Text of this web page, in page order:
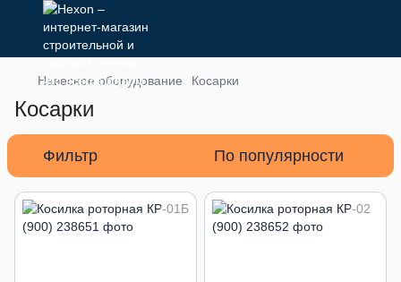
Навесное оборудование Косарки
Косарки
Фильтр По популярности